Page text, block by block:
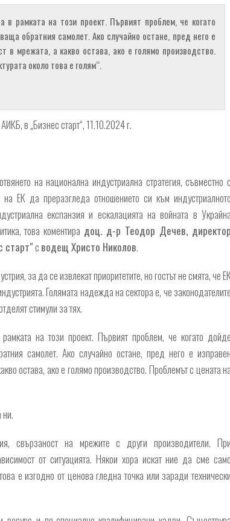
в рамката на този проект. Първият проблем, че когато
обратния самолет. Ако случайно остане, пред него е
в мрежата, а какво остава, ако е голямо производство.
около това е голям“.
в „Бизнес старт“, 11.10.2024 г.
на национална индустриална стратегия, съвместно с
ЕК да преразгледа отношението си към индустриалното
експанзия и ескалацията на войната в Украйна
това коментира доц. д-р Теодор Дечев, директор
старт"с водещ Христо Николов.
за да се извлекат приоритетите, но гостът не смята, че
Голямата надежда на сектора е, че законодателите
стимули за тях.
на този проект. Първият проблем, че когато дойде
самолет. Ако случайно остане, пред него е изправен
остава, ако е голямо производство. Проблемът с цената на
свързаност на мрежите с други производители. При
от ситуацията. Някои хора искат ние да сме само
е изгодно от ценова гледна точка или заради технически